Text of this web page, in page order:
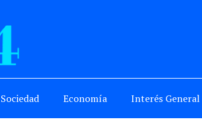
Sociedad Economía Interés General